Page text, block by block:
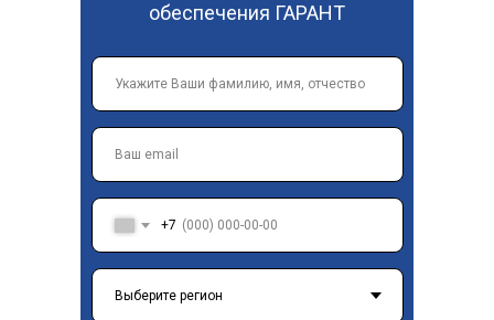
обеспечения ГАРАНТ
+7